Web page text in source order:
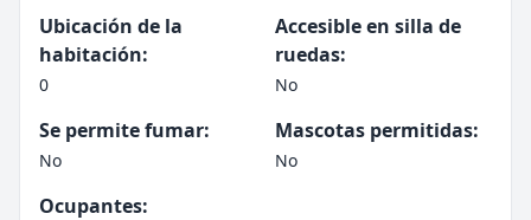
Ubicación de la
habitación:
0
Accesible en silla de
ruedas:
No
Se permite fumar:
No
Mascotas permitidas:
No
Ocupantes: